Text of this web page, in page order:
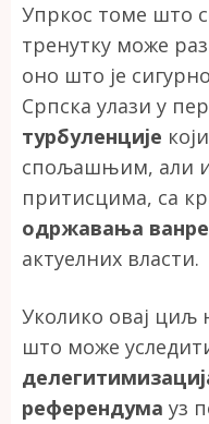
Упркос томе што
тренутку може
оно што је
Српска улази у
турбуленције
спољашњим, али
притисцима, са
одржавања
актуелних власти.
Уколико овај циљ
што може
референдума уз